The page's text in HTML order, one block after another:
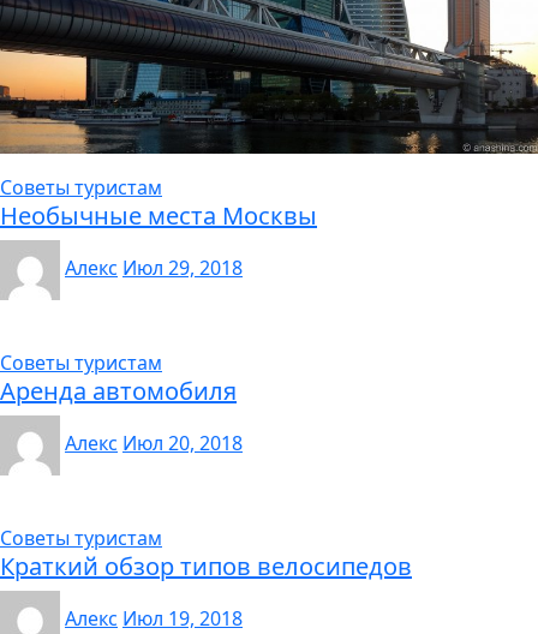
Советы туристам
Необычные места Москвы
Алекс Июл 29, 2018
Советы туристам
Аренда автомобиля
Алекс Июл 20, 2018
Советы туристам
Краткий обзор типов велосипедов
Алекс Июл 19, 2018